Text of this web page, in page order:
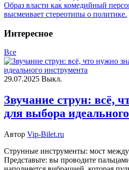
Образ власти как комедийный
высмеивает стереотипы о политике.
Интересное
Все
29.07.2025 Выкл.
Звучание струн: всё,
для выбора
Автор Vip-Bilet.ru
Струнные инструменты: мост
Представьте: вы проводите